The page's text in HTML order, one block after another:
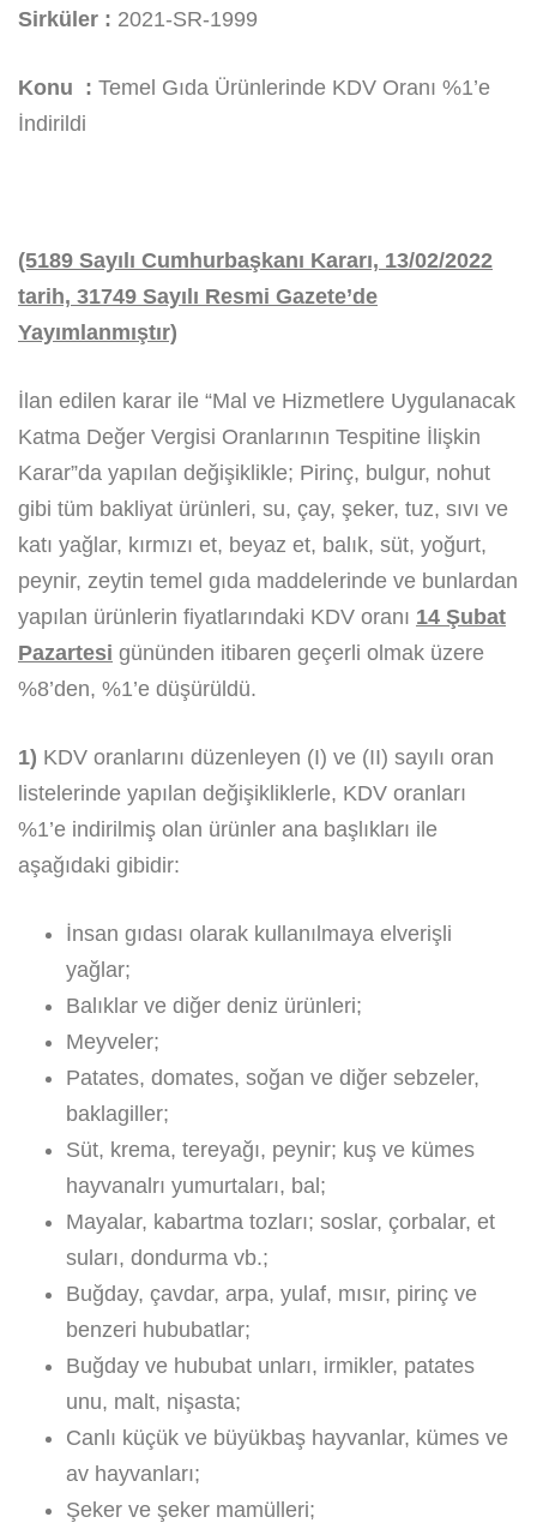
Sirküler : 2021-SR-1999
Konu : Temel Gıda Ürünlerinde KDV Oranı %1’e
İndirildi
(5189 Sayılı Cumhurbaşkanı Kararı, 13/02/2022
tarih, 31749 Sayılı Resmi Gazete’de
Yayımlanmıştır)
İlan edilen karar ile “Mal ve Hizmetlere Uygulanacak
Katma Değer Vergisi Oranlarının Tespitine İlişkin
Karar”da yapılan değişiklikle; Pirinç, bulgur, nohut
gibi tüm bakliyat ürünleri, su, çay, şeker, tuz, sıvı ve
katı yağlar, kırmızı et, beyaz et, balık, süt, yoğurt,
peynir, zeytin temel gıda maddelerinde ve bunlardan
yapılan ürünlerin fiyatlarındaki KDV oranı 14 Şubat
Pazartesi gününden itibaren geçerli olmak üzere
%8’den, %1’e düşürüldü.
1) KDV oranlarını düzenleyen (I) ve (II) sayılı oran
listelerinde yapılan değişikliklerle, KDV oranları
%1’e indirilmiş olan ürünler ana başlıkları ile
aşağıdaki gibidir:
İnsan gıdası olarak kullanılmaya elverişli
yağlar;
Balıklar ve diğer deniz ürünleri;
Meyveler;
Patates, domates, soğan ve diğer sebzeler,
baklagiller;
Süt, krema, tereyağı, peynir; kuş ve kümes
hayvanalrı yumurtaları, bal;
Mayalar, kabartma tozları; soslar, çorbalar, et
suları, dondurma vb.;
Buğday, çavdar, arpa, yulaf, mısır, pirinç ve
benzeri hububatlar;
Buğday ve hububat unları, irmikler, patates
unu, malt, nişasta;
Canlı küçük ve büyükbaş hayvanlar, kümes ve
av hayvanları;
Şeker ve şeker mamülleri;